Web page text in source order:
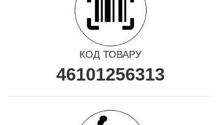
КОД ТОВАРУ
46101256313